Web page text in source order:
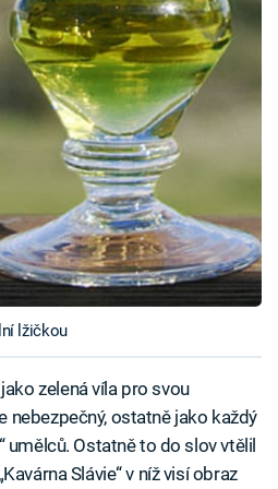
lžičkou
zelená víla pro svou
nebezpečný, ostatně jako každý
umělců. Ostatně to do slov vtělil
Slávie“ v níž visí obraz